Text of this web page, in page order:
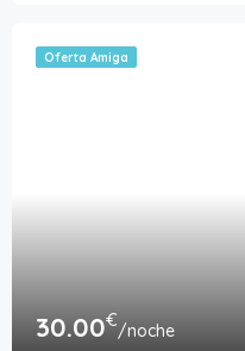
Oferta Amiga
30.00€/noche